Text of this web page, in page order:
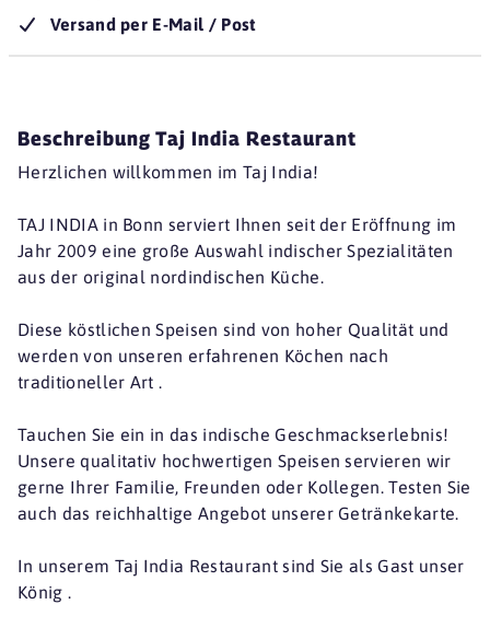
Versand per E-Mail / Post
Beschreibung Taj India Restaurant
Herzlichen willkommen im Taj India!
TAJ INDIA in Bonn serviert Ihnen seit der Eröffnung im
Jahr 2009 eine große Auswahl indischer Spezialitäten
aus der original nordindischen Küche.
Diese köstlichen Speisen sind von hoher Qualität und
werden von unseren erfahrenen Köchen nach
traditioneller Art .
Tauchen Sie ein in das indische Geschmackserlebnis!
Unsere qualitativ hochwertigen Speisen servieren wir
gerne Ihrer Familie, Freunden oder Kollegen. Testen Sie
auch das reichhaltige Angebot unserer Getränkekarte.
In unserem Taj India Restaurant sind Sie als Gast unser
König .